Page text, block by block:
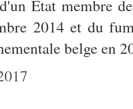
Etat membre
2014 et du
belge en